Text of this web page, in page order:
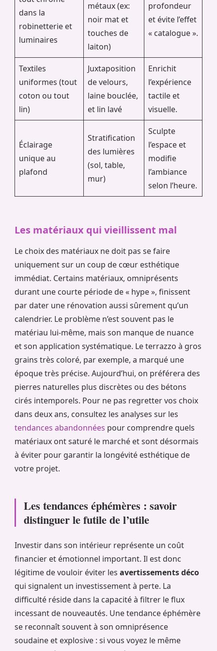
dans la
robinetterie et
luminaires
métaux (ex:
noir mat et
touches de
laiton)
profondeur
et évite l’effet
« catalogue ».
Textiles
uniformes (tout
coton ou tout
lin)
Juxtaposition
de velours,
laine bouclée,
et lin lavé
Enrichit
l’expérience
tactile et
visuelle.
Éclairage
unique au
plafond
Stratification
des lumières
(sol, table,
mur)
Sculpte
l’espace et
modifie
l’ambiance
selon l’heure.
Les matériaux qui vieillissent mal
Le choix des matériaux ne doit pas se faire
uniquement sur un coup de cœur esthétique
immédiat. Certains matériaux, omniprésents
durant une courte période de « hype », finissent
par dater une rénovation aussi sûrement qu’un
calendrier. Le problème n’est souvent pas le
matériau lui-même, mais son manque de nuance
et son application systématique. Le terrazzo à gros
grains très coloré, par exemple, a marqué une
époque très précise. Aujourd’hui, on préférera des
pierres naturelles plus discrètes ou des bétons
cirés intemporels. Pour ne pas regretter vos choix
dans deux ans, consultez les analyses sur les
tendances abandonnées pour comprendre quels
matériaux ont saturé le marché et sont désormais
à éviter pour garantir la longévité esthétique de
votre projet.
Les tendances éphémères : savoir
distinguer le futile de l’utile
Investir dans son intérieur représente un coût
financier et émotionnel important. Il est donc
légitime de vouloir éviter les avertissements déco
qui signalent un investissement à perte. La
difficulté réside dans la capacité à filtrer le flux
incessant de nouveautés. Une tendance éphémère
se reconnaît souvent à son omniprésence
soudaine et explosive : si vous voyez le même